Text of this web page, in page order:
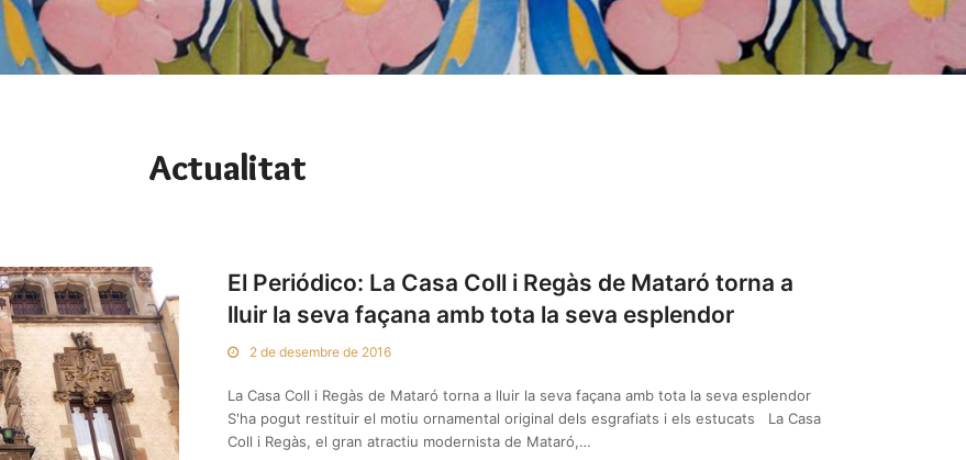
Actualitat
El Periódico: La Casa Coll i Regàs de Mataró torna a
lluir la seva façana amb tota la seva esplendor
2 de desembre de 2016
La Casa Coll i Regàs de Mataró torna a lluir la seva façana amb tota la seva esplendor
S'ha pogut restituir el motiu ornamental original dels esgrafiats i els estucats La Casa
Coll i Regàs, el gran atractiu modernista de Mataró,…